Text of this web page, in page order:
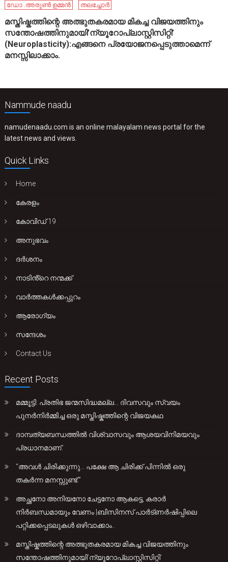
ഡോ .അരുൺ ഉമ്മൻ
തലച്ചോർ
മസ്തിഷ്കത്തിന്റെ അത്ഭുതകരമായ മികച്ച വിജയത്തിനും
സന്തോഷത്തിനുമായി’ന്യൂറോപ്ലാസ്റ്റിസിറ്റി’
(Neuroplasticity):എങ്ങനെ പ്രയോജനപ്പെടുത്താമെന്ന്
മനസ്സിലാക്കാം.
Nammude naadu
namudenaadu.com is an online malayalam news portal for the
latest news and views.
Quick Links
Home
കേരളം
കോവിഡ് 19
അനുഭവം
ദർശനം
നാടിൻ്റെ നന്മക്ക്
വാർത്തകൾക്കപ്പുറം
ആരോഗ്യം
സന്ദേശം
Contact Us
Recent Posts
മമ്മൂട്ടി: പ്രതിഭ ജന്മസിദ്ധമല്ല… ദിവസവും സ്വയം
പുനർനിർമ്മിച്ച ഒരു മസ്തിഷ്കത്തിന്റെ വിജയകഥ
ദാമ്പത്യബന്ധത്തിൽ വിശ്വാസവും ആശയവിനിമയവും
പ്രധാനമാണ്.
“അവൾ ചിരിക്കുന്നു… പക്ഷേ ആ ചിരിക്ക് പിന്നിൽ ഒരു
തകർന്ന മനസ്സുണ്ട്.”
അച്ഛനോ അനിയനോ ചേട്ടനോ ആകട്ടെ, കരാർ
നിർബന്ധമായും വേണം |ബിസിനസ് പാർട്ണർഷിപ്പിലെ
പറ്റിക്കപ്പെടലുകൾ ഒഴിവാക്കാം..
മസ്തിഷ്കത്തിന്റെ അത്ഭുതകരമായ മികച്ച വിജയത്തിനും
സന്തോഷത്തിനുമായി’ന്യൂറോപ്ലാസ്റ്റിസിറ്റി’